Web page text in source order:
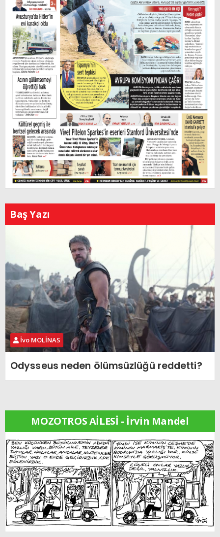
Baş Yazı
İvo MOLİNAS
Odysseus neden ölümsüzlüğü reddetti?
MOZOTROS AİLESİ - İrvin Mandel